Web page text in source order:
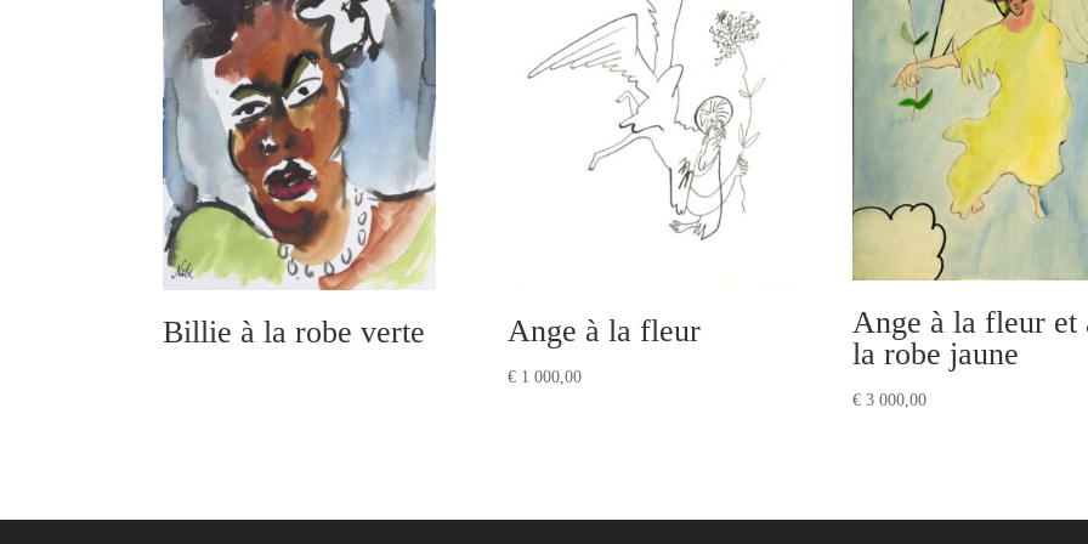
Billie à la robe verte Ange à la fleur
€1 000,00
Ange à la fleur et
la robe jaune
€3 000,00